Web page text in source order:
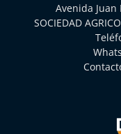
Avenida
SOCIEDAD